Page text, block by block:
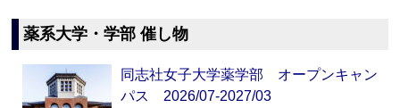
薬系大学・学部 催し物
同志社女子大学薬学部 オープンキャン
パス 2026/07-2027/03